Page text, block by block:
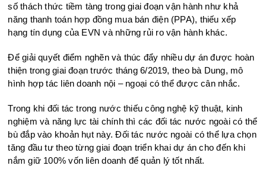
số thách thức tiềm tàng trong giai đoạn vận hành như khả
năng thanh toán hợp đồng mua bán điện (PPA), thiếu xếp
hạng tín dụng của EVN và những rủi ro vận hành khác.
Để giải quyết điểm nghẽn và thúc đẩy nhiều dự án được hoàn
thiện trong giai đoạn trước tháng 6/2019, theo bà Dung, mô
hình hợp tác liên doanh nội – ngoại có thể được cân nhắc.
Trong khi đối tác trong nước thiếu công nghệ kỹ thuật, kinh
nghiệm và năng lực tài chính thì các đối tác nước ngoài có thể
bù đắp vào khoản hụt này. Đối tác nước ngoài có thể lựa chọn
tăng đầu tư theo từng giai đoạn triển khai dự án cho đến khi
nắm giữ 100% vốn liên doanh để quản lý tốt nhất.